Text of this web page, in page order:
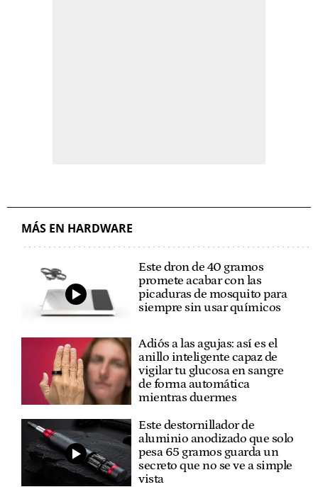
MÁS EN HARDWARE
Este dron de 40 gramos
promete acabar con las
picaduras de mosquito para
siempre sin usar químicos
Adiós a las agujas: así es el
anillo inteligente capaz de
vigilar tu glucosa en sangre
de forma automática
mientras duermes
Este destornillador de
aluminio anodizado que solo
pesa 65 gramos guarda un
secreto que no se ve a simple
vista